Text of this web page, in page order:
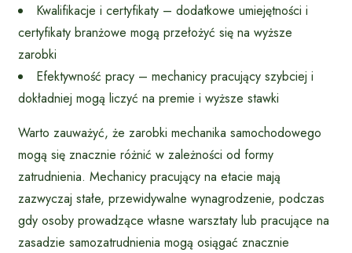
Kwalifikacje i certyfikaty – dodatkowe umiejętności i
certyfikaty branżowe mogą przełożyć się na wyższe
zarobki
Efektywność pracy – mechanicy pracujący szybciej i
dokładniej mogą liczyć na premie i wyższe stawki
Warto zauważyć, że zarobki mechanika samochodowego
mogą się znacznie różnić w zależności od formy
zatrudnienia. Mechanicy pracujący na etacie mają
zazwyczaj stałe, przewidywalne wynagrodzenie, podczas
gdy osoby prowadzące własne warsztaty lub pracujące na
zasadzie samozatrudnienia mogą osiągać znacznie